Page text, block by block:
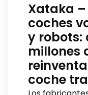
Xataka
coches
y robots:
millones
coche